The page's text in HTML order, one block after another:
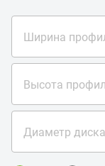
Ширина
Высота
Диаметр диска